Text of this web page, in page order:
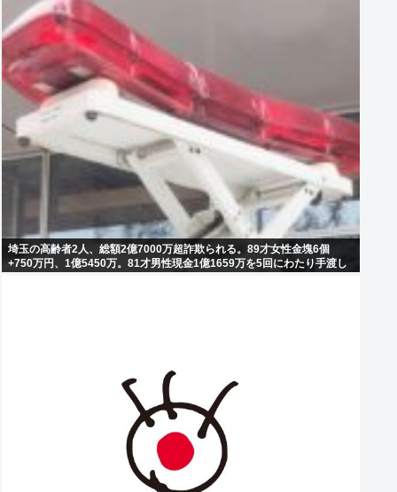
埼玉の高齢者2人、総額2億7000万超詐欺られる。89才女性金塊6個
+750万円、1億5450万。81才男性現金1億1659万を5回にわたり手渡し